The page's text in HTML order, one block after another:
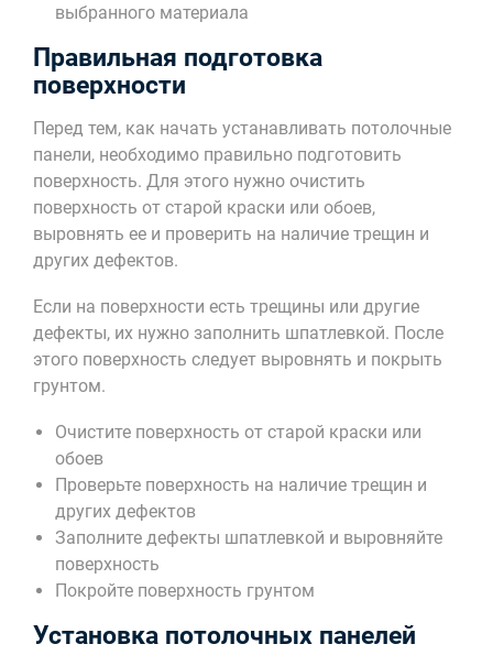
выбранного материала
Правильная подготовка
поверхности
Перед тем, как начать устанавливать потолочные
панели, необходимо правильно подготовить
поверхность. Для этого нужно очистить
поверхность от старой краски или обоев,
выровнять ее и проверить на наличие трещин и
других дефектов.
Если на поверхности есть трещины или другие
дефекты, их нужно заполнить шпатлевкой. После
этого поверхность следует выровнять и покрыть
грунтом.
Очистите поверхность от старой краски или
обоев
Проверьте поверхность на наличие трещин и
других дефектов
Заполните дефекты шпатлевкой и выровняйте
поверхность
Покройте поверхность грунтом
Установка потолочных панелей